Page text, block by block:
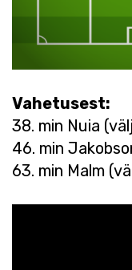
Vahetusest:
38. min Nuia
46. min
63. min Malm